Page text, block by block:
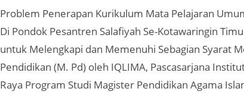
Problem Penerapan Kurikulum Mata Pelajaran
Di Pondok Pesantren Salafiyah Se-Kotawaringin
untuk Melengkapi dan Memenuhi Sebagian Syarat
Pendidikan (M. Pd) oleh IQLIMA, Pascasarjana
Raya Program Studi Magister Pendidikan Agama